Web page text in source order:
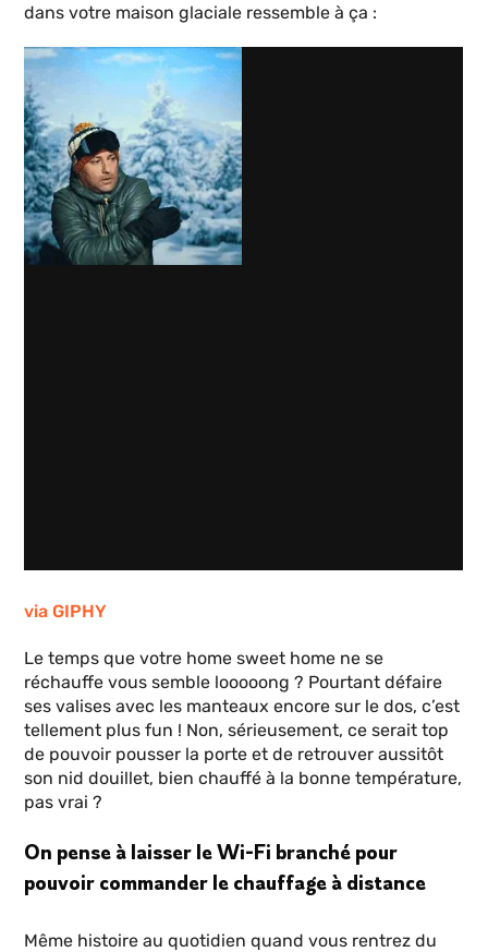
dans votre maison glaciale ressemble à ça :
via GIPHY
Le temps que votre home sweet home ne se
réchauffe vous semble looooong ? Pourtant défaire
ses valises avec les manteaux encore sur le dos, c’est
tellement plus fun ! Non, sérieusement, ce serait top
de pouvoir pousser la porte et de retrouver aussitôt
son nid douillet, bien chauffé à la bonne température,
pas vrai ?
On pense à laisser le Wi-Fi branché pour
pouvoir commander le chauffage à distance
Même histoire au quotidien quand vous rentrez du